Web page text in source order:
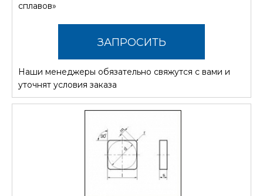
сплавов»
ЗАПРОСИТЬ
СТОИМОСТЬ
Наши менеджеры обязательно свяжутся с вами и
уточнят условия заказа